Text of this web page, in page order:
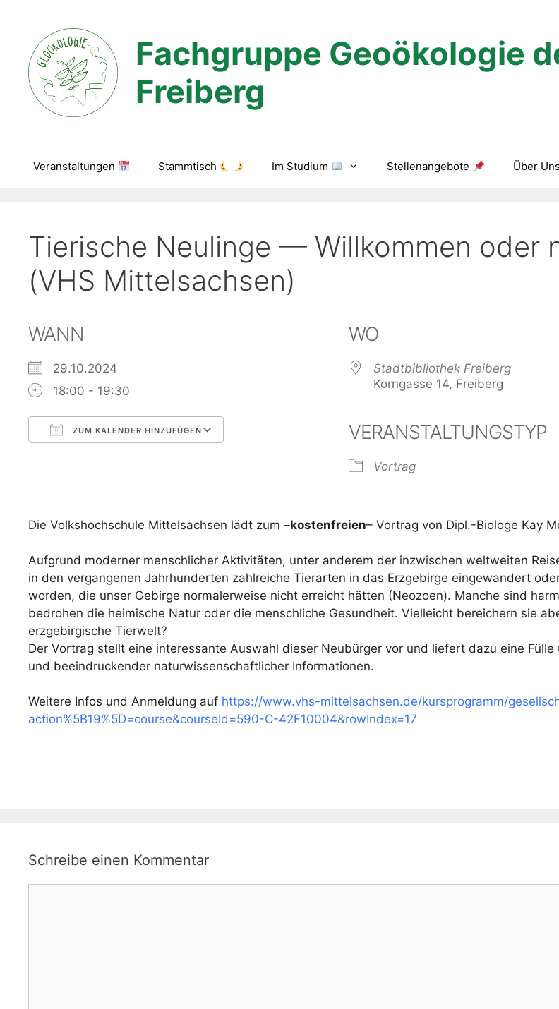
springen
Fachgruppe Geoökologie
Freiberg
Veranstaltungen Stammtisch Im Studium Stellenangebote Über Uns
Tierische Neulinge — Willkommen oder
(VHS Mittelsachsen)
WANN
29.10.2024
18:00 - 19:30
ZUM KALENDER HINZUFÜGEN
WO
Stadtbibliothek Freiberg
Korngasse 14, Freiberg
VERANSTALTUNGSTYP
Vortrag
Die Volkshochschule Mittelsachsen lädt zum –kostenfreien– Vortrag von Dipl.-Biologe Kay
Aufgrund moderner menschlicher Aktivitäten, unter anderem der inzwischen weltweiten
in den vergangenen Jahrhunderten zahlreiche Tierarten in das Erzgebirge eingewandert
worden, die unser Gebirge normalerweise nicht erreicht hätten (Neozoen). Manche sind
bedrohen die heimische Natur oder die menschliche Gesundheit. Vielleicht bereichern sie
erzgebirgische Tierwelt?
Der Vortrag stellt eine interessante Auswahl dieser Neubürger vor und liefert dazu eine Fülle
und beeindruckender naturwissenschaftlicher Informationen.
Weitere Infos und Anmeldung auf https://www.vhs-mittelsachsen.de/kursprogramm/
action%5B19%5D=course&courseId=590-C-42F10004&rowIndex=17
Schreibe einen Kommentar